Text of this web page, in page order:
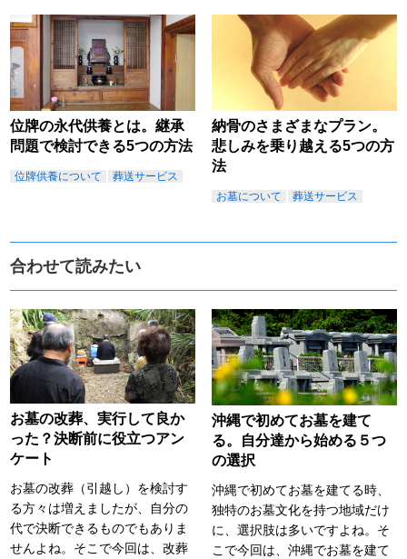
位牌の永代供養とは。継承
問題で検討できる5つの方法
位牌供養について 葬送サービス
納骨のさまざまなプラン。
悲しみを乗り越える5つの方
法
お墓について 葬送サービス
合わせて読みたい
お墓の改葬、実行して良か
った？決断前に役立つアン
ケート
お墓の改葬（引越し）を検討す
る方々は増えましたが、自分の
代で決断できるものでもありま
せんよね。そこで今回は、改葬
沖縄で初めてお墓を建て
る。自分達から始める５つ
の選択
沖縄で初めてお墓を建てる時、
独特のお墓文化を持つ地域だけ
に、選択肢は多いですよね。そ
こで今回は、沖縄でお墓を建て